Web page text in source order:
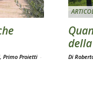
Primo Proietti - Di